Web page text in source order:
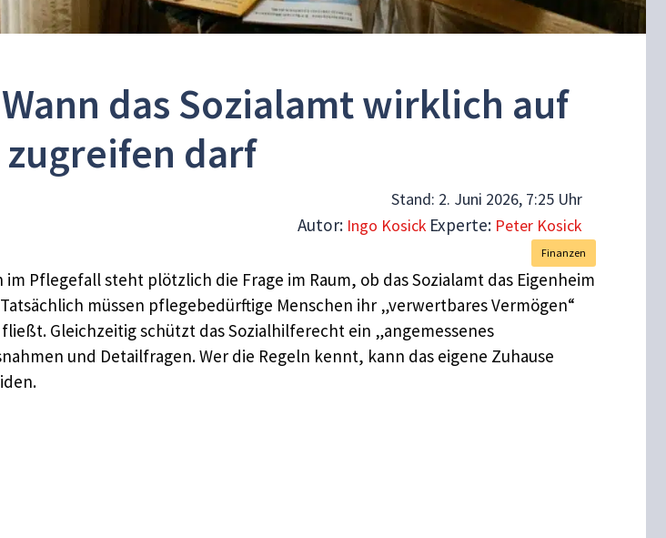
das Sozialamt wirklich auf
zugreifen darf
Stand: 2. Juni 2026, 7:25 Uhr
Autor: Ingo Kosick Experte: Peter Kosick
Finanzen
Pflegefall steht plötzlich die Frage im Raum, ob das Sozialamt das Eigenheim
müssen pflegebedürftige Menschen ihr „verwertbares Vermögen“
Gleichzeitig schützt das Sozialhilferecht ein „angemessenes
und Detailfragen. Wer die Regeln kennt, kann das eigene Zuhause